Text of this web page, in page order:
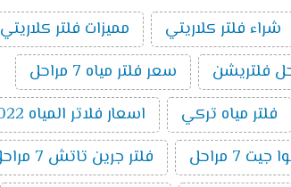
شراء فلتر كلاريتي
مميزات فلتر كلاريتي
سعر فلتر مياه 7 مراحل
فلتر مياه تركي
اسعار فلاتر المياه 2022
7 مراحل
فلتر جرين تاتش 7 مراحل